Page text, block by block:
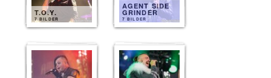
T.O.Y.
7 BILDER
AGENT SIDE
GRINDER
7 BILDER